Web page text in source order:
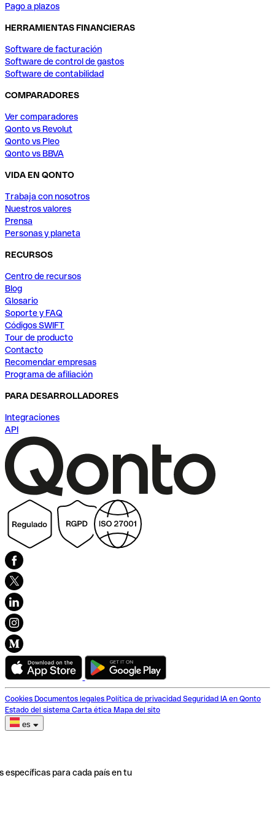
Pago a plazos
HERRAMIENTAS FINANCIERAS
Software de facturación
Software de control de gastos
Software de contabilidad
COMPARADORES
Ver comparadores
Qonto vs Revolut
Qonto vs Pleo
Qonto vs BBVA
VIDA EN QONTO
Trabaja con nosotros
Nuestros valores
Prensa
Personas y planeta
RECURSOS
Centro de recursos
Blog
Glosario
Soporte y FAQ
Códigos SWIFT
Tour de producto
Contacto
Recomendar empresas
Programa de afiliación
PARA DESARROLLADORES
Integraciones
API
Cookies Documentos legales Política de privacidad Seguridad IA en Qonto
Estado del sistema Carta ética Mapa del sito
es
específicas para cada país en tu